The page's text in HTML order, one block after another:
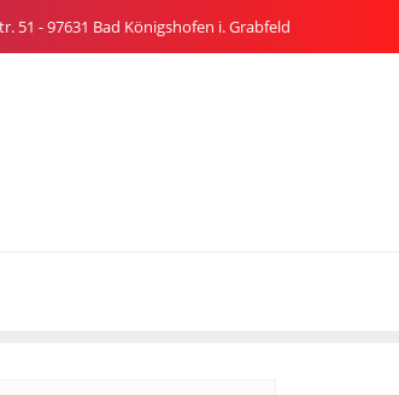
51 - 97631 Bad Königshofen i. Grabfeld